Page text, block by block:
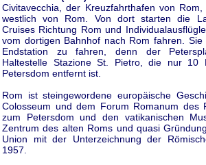
Civitavecchia, der Kreuzfahrthafen von
westlich von Rom. Von dort starten die
Cruises Richtung Rom und
vom dortigen Bahnhof nach Rom fahren.
Endstation zu fahren, denn der
Haltestelle Stazione St. Pietro, die nur 10
Petersdom entfernt ist.
Rom ist steingewordene europäische
Colosseum und dem Forum Romanum des
zum Petersdom und den vatikanischen
Zentrum des alten Roms und quasi
Union mit der Unterzeichnung der
1957.